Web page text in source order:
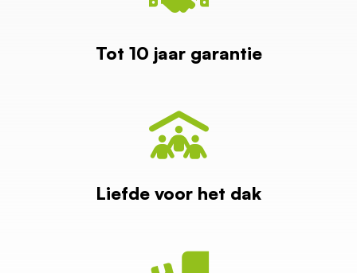
Tot 10 jaar garantie
Liefde voor het dak